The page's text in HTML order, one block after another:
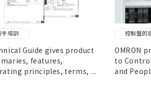
手培訓
Guide gives product
features,
principles, terms, ...
控制盤的
OMRON
to
and